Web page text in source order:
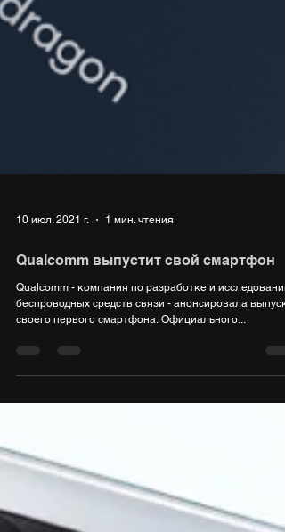
10 июл. 2021 г.
Qualcomm выпустит свой смартфон
Qualcomm - компания по разработке и исследованию
своего первого смартфона. Официального...